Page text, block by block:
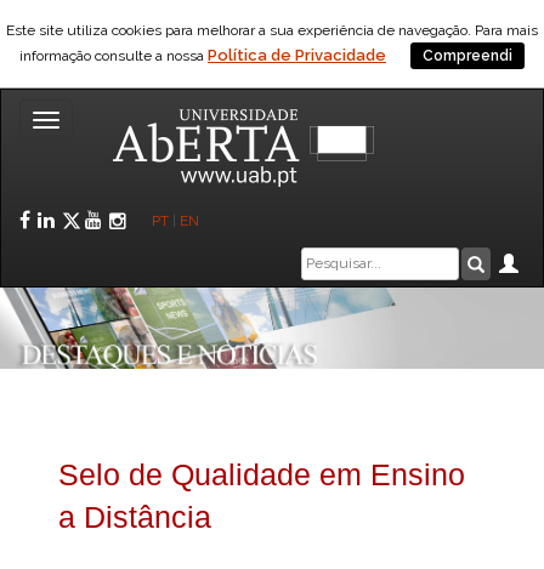
Este site utiliza cookies para melhorar a sua experiência de navegação. Para mais
informação consulte a nossa Política de Privacidade Compreendi
Toggle
Facebook
LinkedIn
Twitter
YouTube
Instagram
PT EN
Caixa
de
pesquisa
Selo de Qualidade em Ensino
a Distância